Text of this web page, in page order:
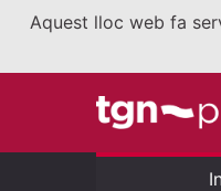
Aquest lloc web fa